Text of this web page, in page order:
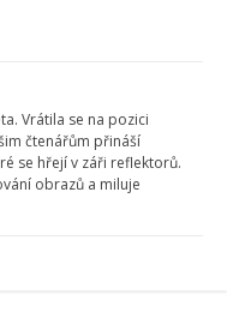
Vrátila se na pozici
čtenářům přináší
se hřejí v záři reflektorů.
obrazů a miluje